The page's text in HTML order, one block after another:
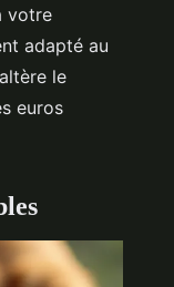
votre
adapté au
le
euros